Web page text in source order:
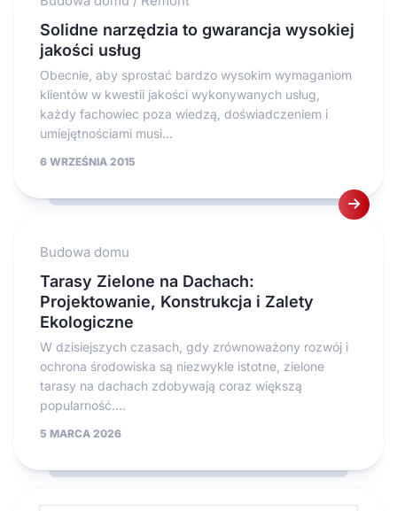
Solidne narzędzia to gwarancja wysokiej
jakości usług
Obecnie, aby sprostać bardzo wysokim wymaganiom
klientów w kwestii jakości wykonywanych usług,
każdy fachowiec poza wiedzą, doświadczeniem i
umiejętnościami musi...
6 WRZEŚNIA 2015
Budowa domu
Tarasy Zielone na Dachach:
Projektowanie, Konstrukcja i Zalety
Ekologiczne
W dzisiejszych czasach, gdy zrównoważony rozwój i
ochrona środowiska są niezwykle istotne, zielone
tarasy na dachach zdobywają coraz większą
popularność....
5 MARCA 2026